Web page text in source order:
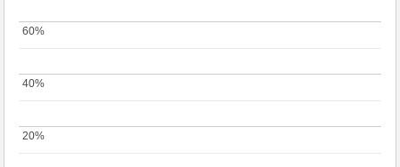
20%
20%
40%
40%
60%
60%